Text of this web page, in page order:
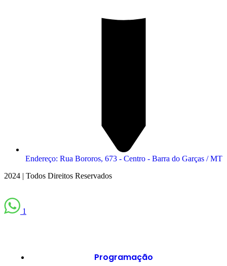
Endereço: Rua Bororos, 673 - Centro - Barra do Garças / MT
2024 | Todos Direitos Reservados
1
Programação